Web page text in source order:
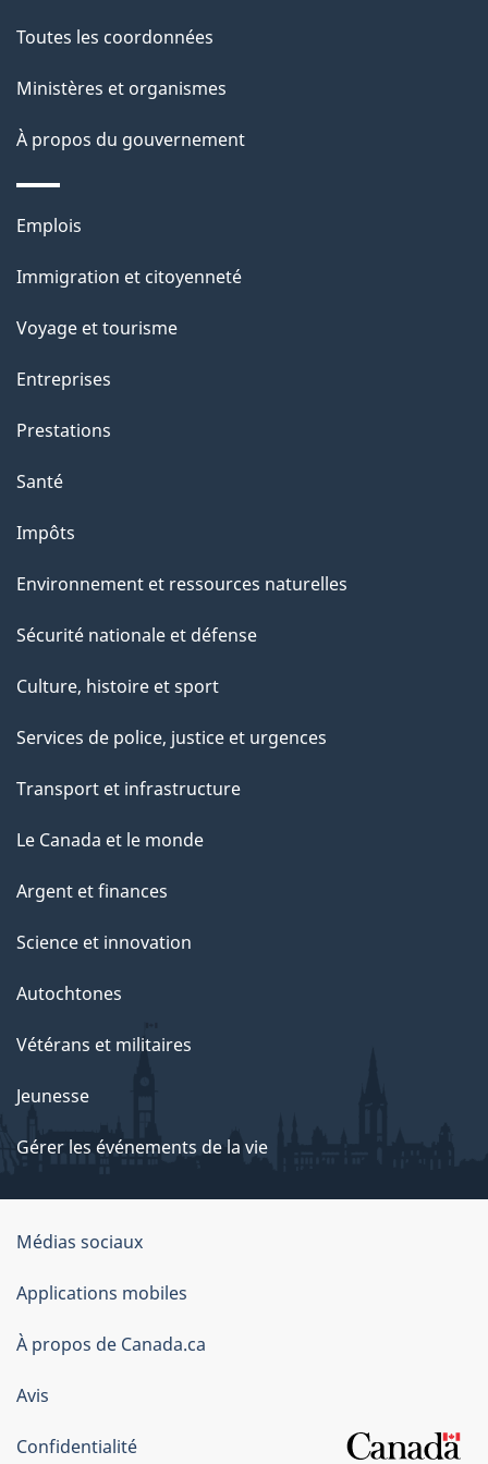
n
t
g
e
c
i
o
s
u
e
t
e
a
g
Toutes les coordonnées
Ministères et organismes
À propos du gouvernement
Thèmes
sujets
Emplois
Immigration et citoyenneté
Voyage et tourisme
Entreprises
Prestations
Santé
Impôts
Environnement et ressources naturelles
Sécurité nationale et défense
Culture, histoire et sport
Services de police, justice et urgences
Transport et infrastructure
Le Canada et le monde
Argent et finances
Science et innovation
Autochtones
Vétérans et militaires
Jeunesse
Gérer les événements de la vie
Organisation
du
gouvernement
du
Canada
Médias sociaux
Applications mobiles
À propos de Canada.ca
Avis
Confidentialité